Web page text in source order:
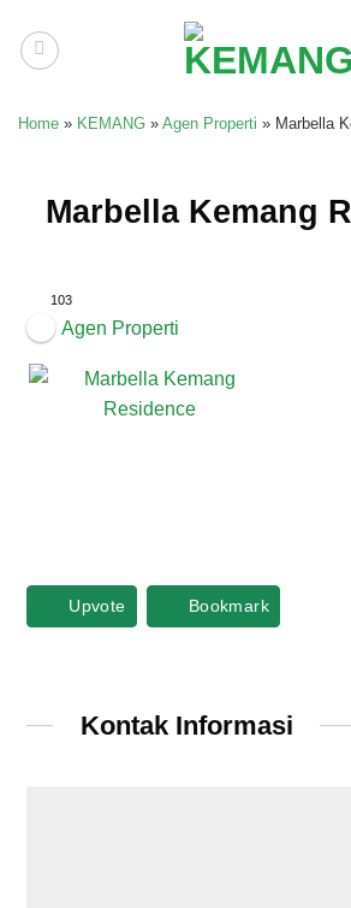
content
Home » KEMANG » Agen Properti » Marbella
Marbella Kemang
103
Agen Properti
Upvote Bookmark
Kontak Informasi